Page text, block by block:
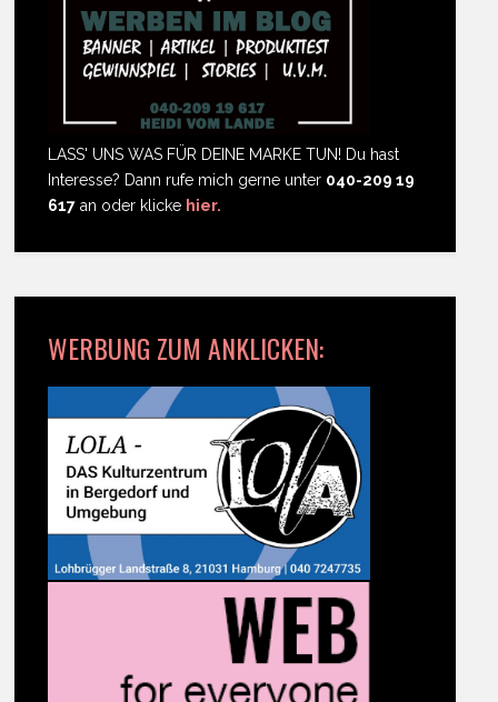
LASS' UNS WAS FÜR DEINE MARKE TUN! Du hast
Interesse? Dann rufe mich gerne unter 040-209 19
617 an oder klicke hier.
WERBUNG ZUM ANKLICKEN: